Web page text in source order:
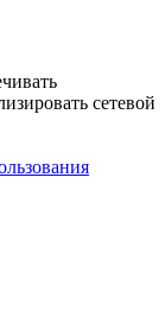
сетевой